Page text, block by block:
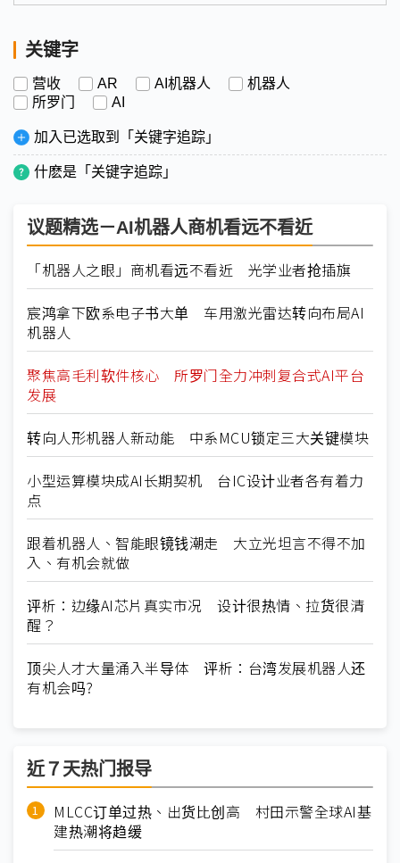
关键字
营收 AR AI机器人
机器人
所罗门
AI
加入已选取到「关键字追踪」
什麽是「关键字追踪」
议题精选－AI机器人商机看远不看近
「机器人之眼」商机看远不看近 光学业者抢插旗
宸鸿拿下欧系电子书大单 车用激光雷达转向布局AI
机器人
聚焦高毛利软件核心 所罗门全力冲刺复合式AI平台
发展
转向人形机器人新动能 中系MCU锁定三大关键模块
小型运算模块成AI长期契机 台IC设计业者各有着力
点
跟着机器人、智能眼镜钱潮走 大立光坦言不得不加
入、有机会就做
评析：边缘AI芯片真实市况 设计很热情、拉货很清
醒？
顶尖人才大量涌入半导体 评析：台湾发展机器人还
有机会吗?
近７天热门报导
MLCC订单过热、出货比创高 村田示警全球AI基
建热潮将趋缓